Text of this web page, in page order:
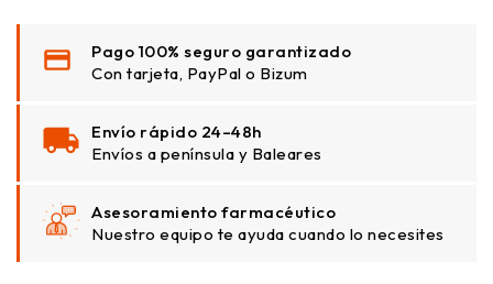
Pago 100% seguro garantizado
Con tarjeta, PayPal o Bizum
Envío rápido 24–48h
Envíos a península y Baleares
Asesoramiento farmacéutico
Nuestro equipo te ayuda cuando lo necesites